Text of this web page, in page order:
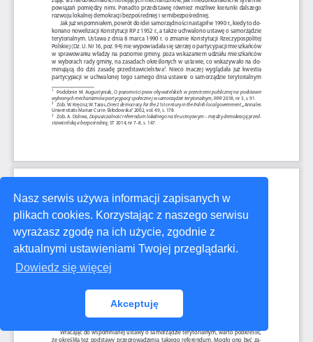
Nasz serwis używa informacji zapisanych w
plikach cookies. Korzystając z naszego serwisu
wyrażasz zgodę na ich użycie, zgodnie z
aktualnymi ustawieniami Twojej przeglądarki.
Dowiedz się więcej
Akceptuję